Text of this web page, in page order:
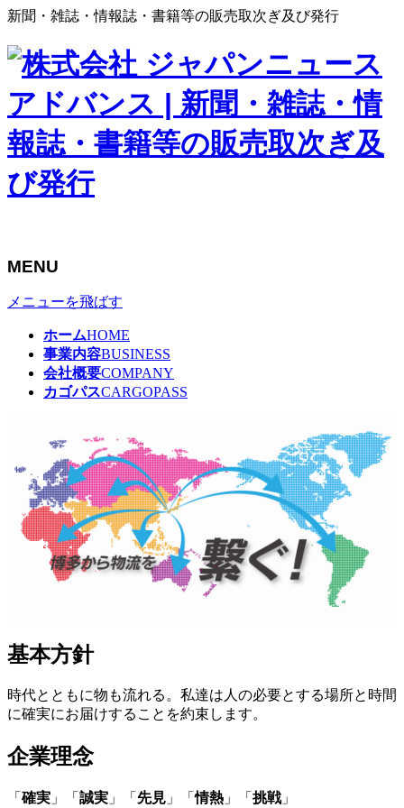
新聞・雑誌・情報誌・書籍等の販売取次ぎ及び発行
MENU
メニューを飛ばす
ホームHOME
事業内容BUSINESS
会社概要COMPANY
カゴパスCARGOPASS
基本方針
時代とともに物も流れる。私達は人の必要とする場所と時間
に確実にお届けすることを約束します。
企業理念
「 確実 」「 誠実 」「 先見 」「情熱 」「 挑戦」